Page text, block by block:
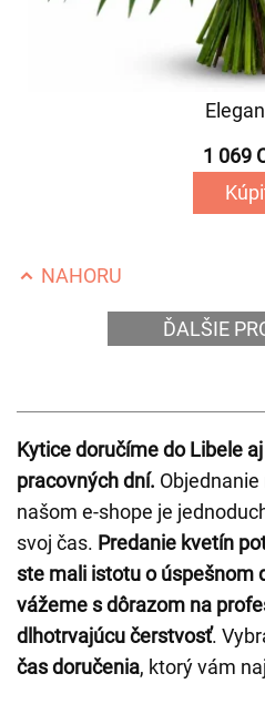
1 069
NAHORU
ĎALŠIE
Kytice doručíme do Libele
pracovných dní.
našom e-shope je
svoj čas. Predanie kvetín
ste mali istotu o úspešnom
vážeme s dôrazom na
dlhotrvajúcu čerstvosť.
čas doručenia, ktorý vám